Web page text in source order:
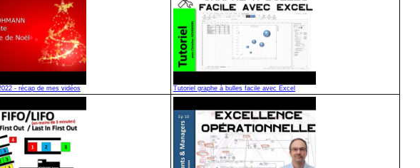
- récap de mes vidéos Tutoriel graphe à bulles facile avec Excel